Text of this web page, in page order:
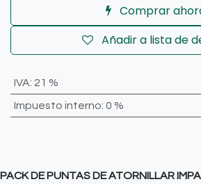
Comprar
Añadir a lista de
IVA: 21 %
Impuesto interno: 0 %
PACK DE PUNTAS DE ATORNILLAR